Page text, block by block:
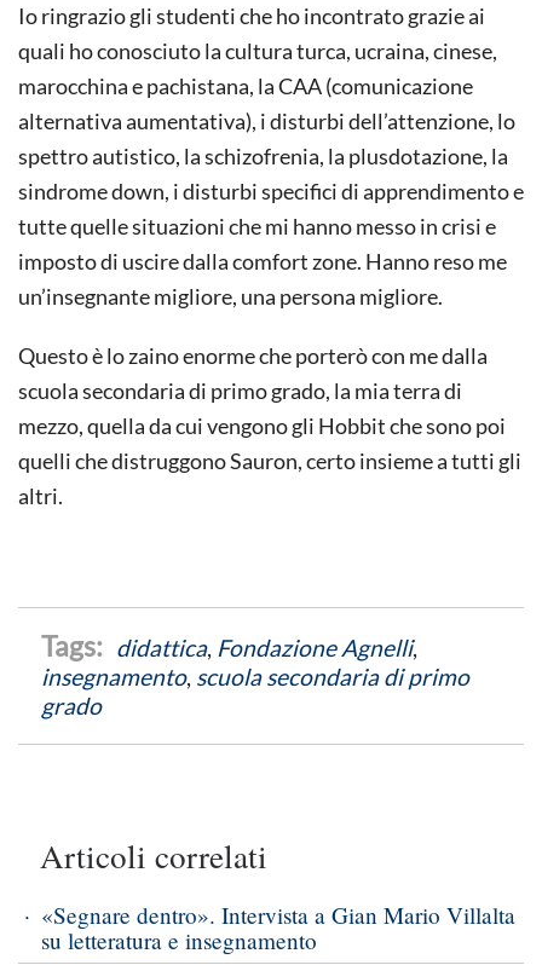
Io ringrazio gli studenti che ho incontrato grazie ai
quali ho conosciuto la cultura turca, ucraina, cinese,
marocchina e pachistana, la CAA (comunicazione
alternativa aumentativa), i disturbi dell’attenzione, lo
spettro autistico, la schizofrenia, la plusdotazione, la
sindrome down, i disturbi specifici di apprendimento e
tutte quelle situazioni che mi hanno messo in crisi e
imposto di uscire dalla comfort zone. Hanno reso me
un’insegnante migliore, una persona migliore.
Questo è lo zaino enorme che porterò con me dalla
scuola secondaria di primo grado, la mia terra di
mezzo, quella da cui vengono gli Hobbit che sono poi
quelli che distruggono Sauron, certo insieme a tutti gli
altri.
didattica, Fondazione Agnelli,
insegnamento, scuola secondaria di primo
grado
Articoli correlati
«Segnare dentro». Intervista a Gian Mario Villalta
su letteratura e insegnamento